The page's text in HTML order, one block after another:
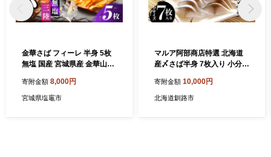
金華さば フィーレ 半身 5枚
無塩 国産 宮城県産 金華山沖
き魚 煮魚 味噌煮 お弁当 おか
ず おつまみ 鯖 さば サバ sab
寄附金額 8,000円
宮城県塩竈市
マルア阿部商店特選 北海道
産〆さば半身 7枚入り 小分け
に一品 〆さば 〆鯖 冷凍 おつ
まみ さば サバ
寄附金額 10,000円
北海道釧路市